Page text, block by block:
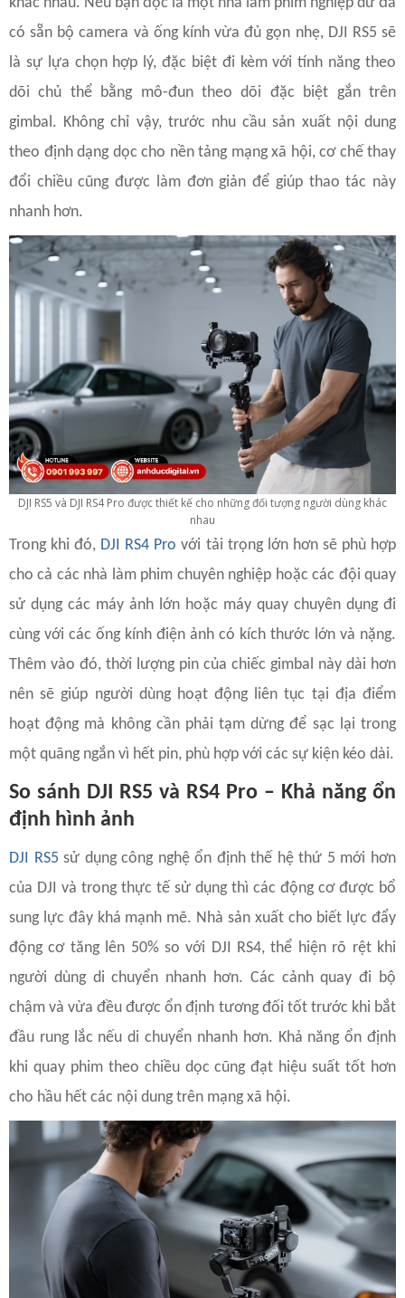
khác nhau. Nếu bạn đọc là một nhà làm phim nghiệp dư đã
có sẵn bộ camera và ống kính vừa đủ gọn nhẹ, DJI RS5 sẽ
là sự lựa chọn hợp lý, đặc biệt đi kèm với tính năng theo
dõi chủ thể bằng mô-đun theo dõi đặc biệt gắn trên
gimbal. Không chỉ vậy, trước nhu cầu sản xuất nội dung
theo định dạng dọc cho nền tảng mạng xã hội, cơ chế thay
đổi chiều cũng được làm đơn giản để giúp thao tác này
nhanh hơn.
DJI RS5 và DJI RS4 Pro được thiết kế cho những đối tượng người dùng khác
nhau
Trong khi đó, DJI RS4 Pro với tải trọng lớn hơn sẽ phù hợp
cho cả các nhà làm phim chuyên nghiệp hoặc các đội quay
sử dụng các máy ảnh lớn hoặc máy quay chuyên dụng đi
cùng với các ống kính điện ảnh có kích thước lớn và nặng.
Thêm vào đó, thời lượng pin của chiếc gimbal này dài hơn
nên sẽ giúp người dùng hoạt động liên tục tại địa điểm
hoạt động mà không cần phải tạm dừng để sạc lại trong
một quãng ngắn vì hết pin, phù hợp với các sự kiện kéo dài.
So sánh DJI RS5 và RS4 Pro – Khả năng ổn
định hình ảnh
DJI RS5 sử dụng công nghệ ổn định thế hệ thứ 5 mới hơn
của DJI và trong thực tế sử dụng thì các động cơ được bổ
sung lực đây khá mạnh mẽ. Nhà sản xuất cho biết lực đẩy
động cơ tăng lên 50% so với DJI RS4, thể hiện rõ rệt khi
người dùng di chuyển nhanh hơn. Các cảnh quay đi bộ
chậm và vừa đều được ổn định tương đối tốt trước khi bắt
đầu rung lắc nếu di chuyển nhanh hơn. Khả năng ổn định
khi quay phim theo chiều dọc cũng đạt hiệu suất tốt hơn
cho hầu hết các nội dung trên mạng xã hội.